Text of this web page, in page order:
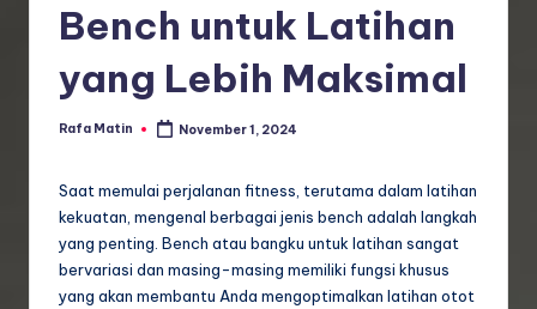
Bench untuk Latihan
yang Lebih Maksimal
Posted
Rafa Matin November 1, 2024
Saat memulai perjalanan fitness, terutama dalam latihan
kekuatan, mengenal berbagai jenis bench adalah langkah
yang penting. Bench atau bangku untuk latihan sangat
bervariasi dan masing-masing memiliki fungsi khusus
yang akan membantu Anda mengoptimalkan latihan otot